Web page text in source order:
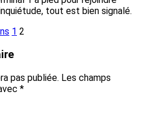
tout est bien signalé.
1 2
pas publiée. Les champs
*